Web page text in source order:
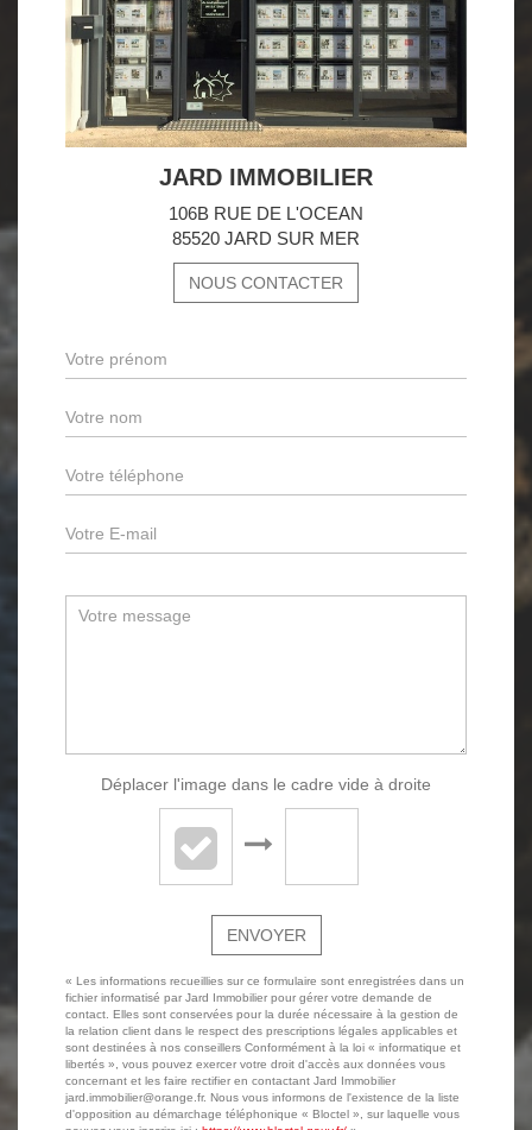
JARD IMMOBILIER
106B RUE DE L'OCEAN
85520 JARD SUR MER
NOUS CONTACTER
Déplacer l'image dans le cadre vide à droite
ENVOYER
« Les informations recueillies sur ce formulaire sont enregistrées dans un
fichier informatisé par Jard Immobilier pour gérer votre demande de
contact. Elles sont conservées pour la durée nécessaire à la gestion de
la relation client dans le respect des prescriptions légales applicables et
sont destinées à nos conseillers Conformément à la loi « informatique et
libertés », vous pouvez exercer votre droit d'accès aux données vous
concernant et les faire rectifier en contactant Jard Immobilier
jard.immobilier@orange.fr. Nous vous informons de l'existence de la liste
d'opposition au démarchage téléphonique « Bloctel », sur laquelle vous